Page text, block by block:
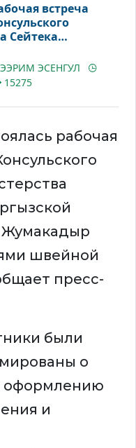
встреча
Сейтека
швейной
ЭСЕНГУЛ
15275
рабочая
Жумакадыр
швейной
пресс-
были
о
оформлению
и